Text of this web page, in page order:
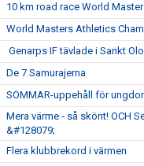
10 km road race World
World Masters Athletics
Genarps IF tävlade i Sankt
De 7 Samurajerna
SOMMAR-uppehåll för
Mera värme - så skönt! OCH
&#128079;
Flera klubbrekord i värmen